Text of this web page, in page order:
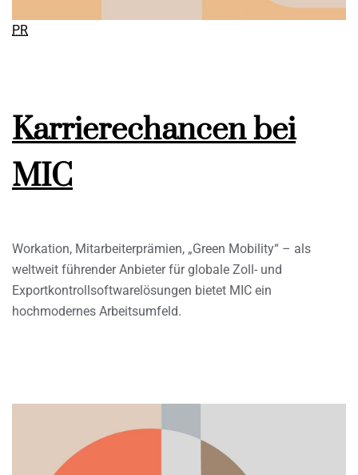
PR
Karrierechancen bei
MIC
Workation, Mitarbeiterprämien, „Green Mobility“ – als
weltweit führender Anbieter für globale Zoll- und
Exportkontrollsoftwarelösungen bietet MIC ein
hochmodernes Arbeitsumfeld.